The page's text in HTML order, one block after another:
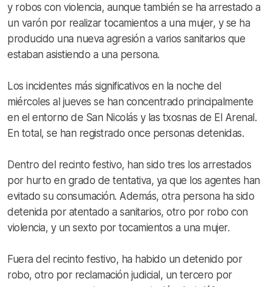
y robos con violencia, aunque también se ha arrestado a
un varón por realizar tocamientos a una mujer, y se ha
producido una nueva agresión a varios sanitarios que
estaban asistiendo a una persona.
Los incidentes más significativos en la noche del
miércoles al jueves se han concentrado principalmente
en el entorno de San Nicolás y las txosnas de El Arenal.
En total, se han registrado once personas detenidas.
Dentro del recinto festivo, han sido tres los arrestados
por hurto en grado de tentativa, ya que los agentes han
evitado su consumación. Además, otra persona ha sido
detenida por atentado a sanitarios, otro por robo con
violencia, y un sexto por tocamientos a una mujer.
Fuera del recinto festivo, ha habido un detenido por
robo, otro por reclamación judicial, un tercero por